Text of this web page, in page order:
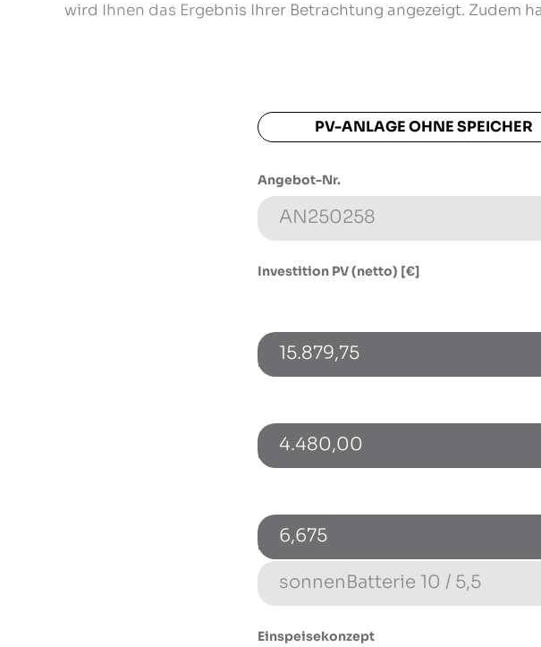
wird Ihnen das Ergebnis Ihrer Betrachtung angezeigt. Zudem
PV-ANLAGE OHNE SPEICHER
Angebot-Nr.
Investition PV (netto) [€]
15.879,75
Investition Speicher (netto) [€]
4.480,00
PV-Leistung [kWp]
6,675
Energiespeicher (Typ)
Einspeisekonzept